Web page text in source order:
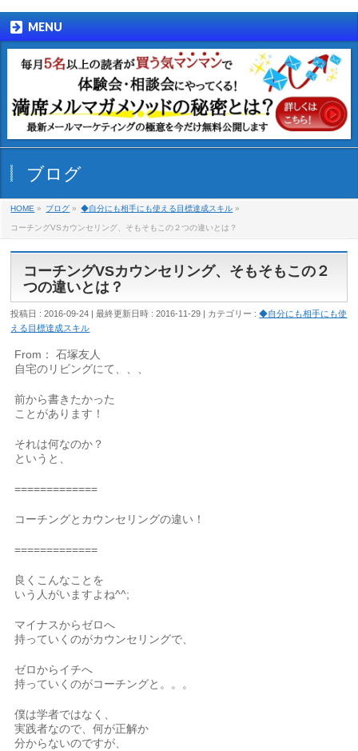
MENU
ブログ
HOME » ブログ » ◆自分にも相手にも使える目標達成スキル »
コーチングVSカウンセリング、そもそもこの２つの違いとは？
コーチングVSカウンセリング、そもそもこの２
つの違いとは？
投稿日 : 2016-09-24 最終更新日時 : 2016-11-29 カテゴリー :◆自分にも相手にも使
える目標達成スキル
From： 石塚友人
自宅のリビングにて、、、
前から書きたかった
ことがあります！
それは何なのか？
というと、
=============
コーチングとカウンセリングの違い！
=============
良くこんなことを
いう人がいますよね^^;
マイナスからゼロへ
持っていくのがカウンセリングで、
ゼロからイチへ
持っていくのがコーチングと。。。
僕は学者ではなく、
実践者なので、何が正解か
分からないのですが、